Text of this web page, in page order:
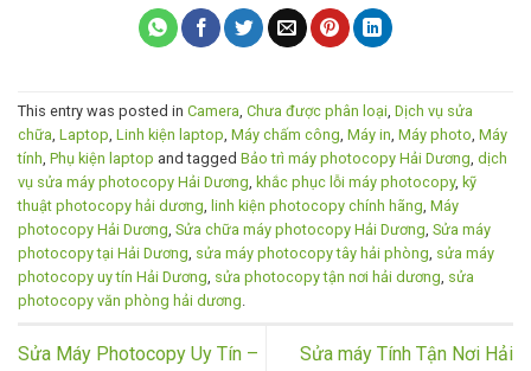
This entry was posted in Camera, Chưa được phân loại, Dịch vụ sửa
chữa, Laptop, Linh kiện laptop, Máy chấm công, Máy in, Máy photo, Máy
tính, Phụ kiện laptop and tagged Bảo trì máy photocopy Hải Dương, dịch
vụ sửa máy photocopy Hải Dương, khắc phục lỗi máy photocopy, kỹ
thuật photocopy hải dương, linh kiện photocopy chính hãng, Máy
photocopy Hải Dương, Sửa chữa máy photocopy Hải Dương, Sửa máy
photocopy tại Hải Dương, sửa máy photocopy tây hải phòng, sửa máy
photocopy uy tín Hải Dương, sửa photocopy tận nơi hải dương, sửa
photocopy văn phòng hải dương.
Sửa Máy Photocopy Uy Tín –
Sửa máy Tính Tận Nơi Hải